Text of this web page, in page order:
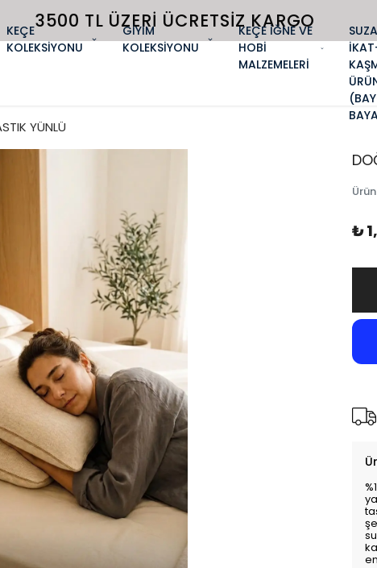
3500 TL ÜZERI ÜCRETSIZ KARGO
KEÇE
KOLEKSİYONU
GİYİM
KOLEKSİYONU
KEÇE İĞNE VE
HOBİ
MALZEMELERİ
YÜNLÜ
₺